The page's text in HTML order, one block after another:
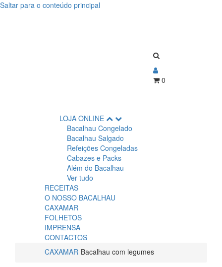
Saltar para o conteúdo principal
0
LOJA ONLINE
Bacalhau Congelado
Bacalhau Salgado
Refeições Congeladas
Cabazes e Packs
Além do Bacalhau
Ver tudo
RECEITAS
O NOSSO BACALHAU
CAXAMAR
FOLHETOS
IMPRENSA
CONTACTOS
CAXAMAR Bacalhau com legumes